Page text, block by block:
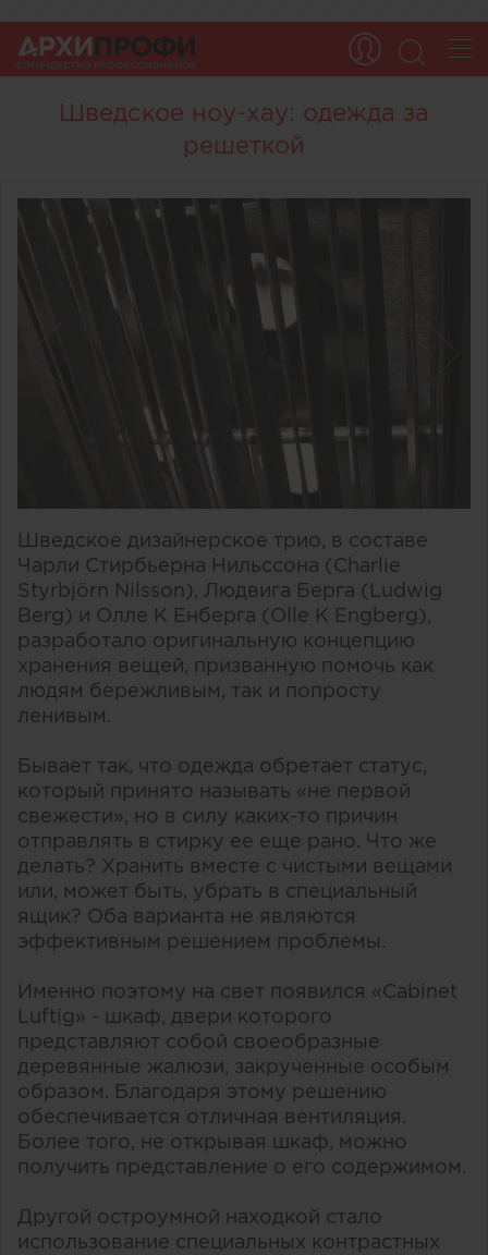
Шведское ноу-хау: одежда за
решеткой
Шведское дизайнерское трио, в составе
Чарли Стирбьерна Нильссона (Charlie
Styrbjörn Nilsson), Людвига Берга (Ludwig
Berg) и Олле К Енберга (Olle K Engberg),
разработало оригинальную концепцию
хранения вещей, призванную помочь как
людям бережливым, так и попросту
ленивым.
Бывает так, что одежда обретает статус,
который принято называть «не первой
свежести», но в силу каких-то причин
отправлять в стирку ее еще рано. Что же
делать? Хранить вместе с чистыми вещами
или, может быть, убрать в специальный
ящик? Оба варианта не являются
эффективным решением проблемы.
Именно поэтому на свет появился «Cabinet
Luftig» - шкаф, двери которого
представляют собой своеобразные
деревянные жалюзи, закрученные особым
образом. Благодаря этому решению
обеспечивается отличная вентиляция.
Более того, не открывая шкаф, можно
получить представление о его содержимом.
Другой остроумной находкой стало
использование специальных контрастных